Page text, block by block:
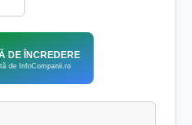
DE ÎNCREDERE
de InfoCompanii.ro